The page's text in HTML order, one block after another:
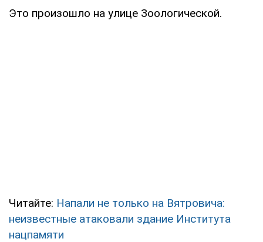
Это произошло на улице Зоологической.
Читайте: Напали не только на Вятровича:
неизвестные атаковали здание Института
нацпамяти